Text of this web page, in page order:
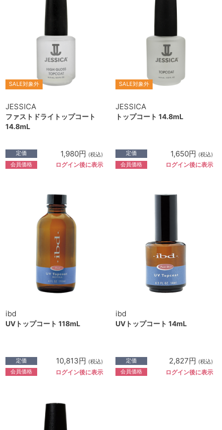
SALE対象外
JESSICA
ファストドライトップコート
14.8mL
定価 1,980円 (税込)
会員価格 ログイン後に表示
SALE対象外
JESSICA
トップコート 14.8mL
定価 1,650円 (税込)
会員価格 ログイン後に表示
ibd
UVトップコート 118mL
定価 10,813円 (税込)
会員価格 ログイン後に表示
ibd
UVトップコート 14mL
定価 2,827円 (税込)
会員価格 ログイン後に表示